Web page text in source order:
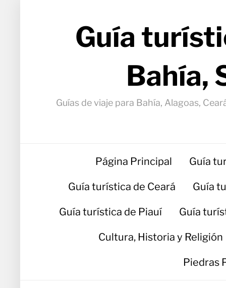
Guía
Bahía,
Guías de viaje para Bahía, Alagoas,
Página Principal Guía
Guía turística de Ceará Guía
Guía turística de Piauí Guía
Cultura, Historia y Religión
Piedras